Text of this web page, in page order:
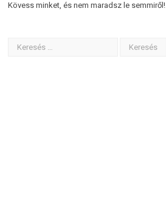
Kövess minket, és nem maradsz le semmiről!